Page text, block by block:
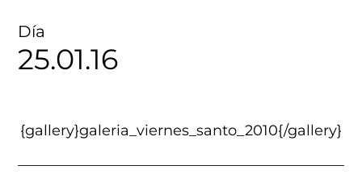
Día
25.01.16
{gallery}galeria_viernes_santo_2010{/gallery}